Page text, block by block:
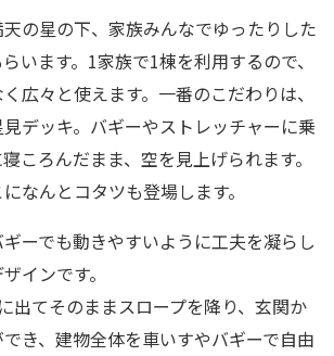
の星の下、家族みんなでゆったりした
います。1家族で1棟を利用するので、
広々と使えます。一番のこだわりは、
デッキ。バギーやストレッチャーに乗
ころんだまま、空を見上げられます。
なんとコタツも登場します。
ーでも動きやすいように工夫を凝らし
インです。
出てそのままスロープを降り、玄関か
き、建物全体を車いすやバギーで自由